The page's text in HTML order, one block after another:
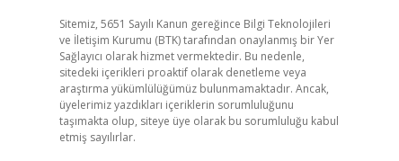
Sitemiz, 5651 Sayılı Kanun gereğince Bilgi Teknolojileri
ve İletişim Kurumu (BTK) tarafından onaylanmış bir Yer
Sağlayıcı olarak hizmet vermektedir. Bu nedenle,
sitedeki içerikleri proaktif olarak denetleme veya
araştırma yükümlülüğümüz bulunmamaktadır. Ancak,
üyelerimiz yazdıkları içeriklerin sorumluluğunu
taşımakta olup, siteye üye olarak bu sorumluluğu kabul
etmiş sayılırlar.